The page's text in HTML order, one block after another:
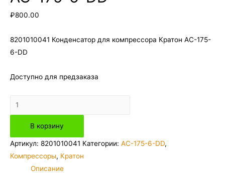
₽800.00
8201010041 Конденсатор для компрессора Кратон AC-175-
6-DD
Доступно для предзаказа
Количество
товара
8201010041
Конденсатор
В корзину
Артикул: 8201010041 Категории: AC-175-6-DD,
Компрессоры, Кратон
Описание